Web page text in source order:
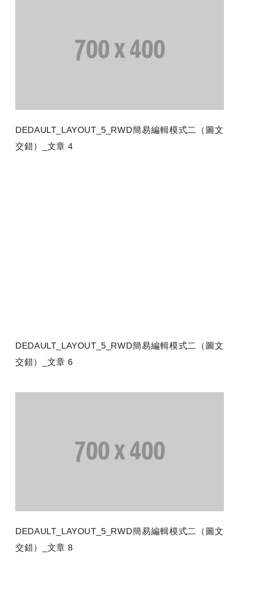
DEDAULT_LAYOUT_5_RWD簡易編輯模式二（圖文
交錯）_文章 4
DEDAULT_LAYOUT_5_RWD簡易編輯模式二（圖文
交錯）_文章 6
DEDAULT_LAYOUT_5_RWD簡易編輯模式二（圖文
交錯）_文章 8